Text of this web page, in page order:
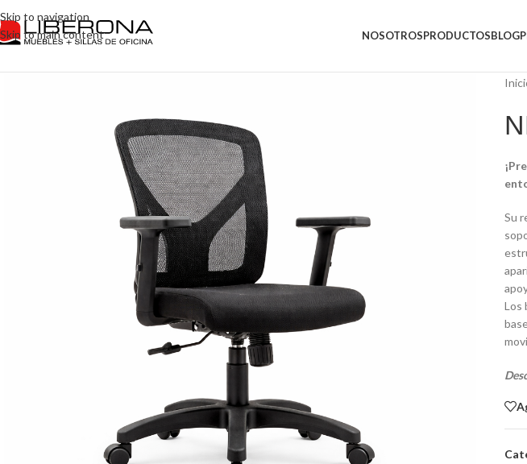
Skip to navigation
Skip to main content
NOSOTROSPRODUCTOSBLOG
Su
Los